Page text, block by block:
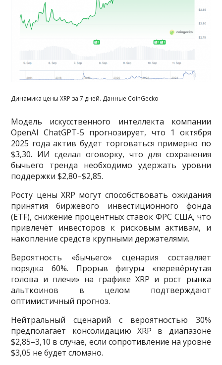
Динамика цены XRP за 7 дней. Данные CoinGecko
Модель искусственного интеллекта компании
OpenAI ChatGPT-5 прогнозирует, что 1 октября
2025 года актив будет торговаться примерно по
$3,30. ИИ сделал оговорку, что для сохранения
бычьего тренда необходимо удержать уровни
поддержки $2,80–$2,85.
Росту цены XRP могут способствовать ожидания
принятия биржевого инвестиционного фонда
(ETF), снижение процентных ставок ФРС США, что
привлечёт инвесторов к рисковым активам, и
накопление средств крупными держателями.
Вероятность «бычьего» сценария составляет
порядка 60%. Прорыв фигуры «перевёрнутая
голова и плечи» на графике XRP и рост рынка
альткоинов в целом подтверждают
оптимистичный прогноз.
Нейтральный сценарий с вероятностью 30%
предполагает консолидацию XRP в диапазоне
$2,85–3,10 в случае, если сопротивление на уровне
$3,05 не будет сломано.